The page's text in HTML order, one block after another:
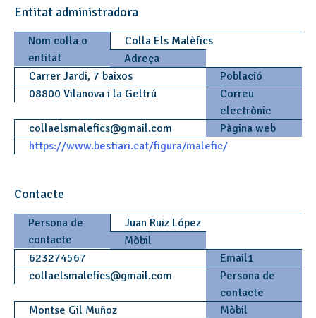
Entitat administradora
Nom colla o
entitat
Colla Els Malèfics
Adreça
Carrer Jardi, 7 baixos
Població
08800 Vilanova i la Geltrú
Correu
electrònic
collaelsmalefics@gmail.com
Pàgina web
https://www.bestiari.cat/figura/malefic/
Contacte
Persona de
contacte
Juan Ruiz López
Mòbil
623274567
Email1
collaelsmalefics@gmail.com
Persona de
contacte
Montse Gil Muñoz
Mòbil